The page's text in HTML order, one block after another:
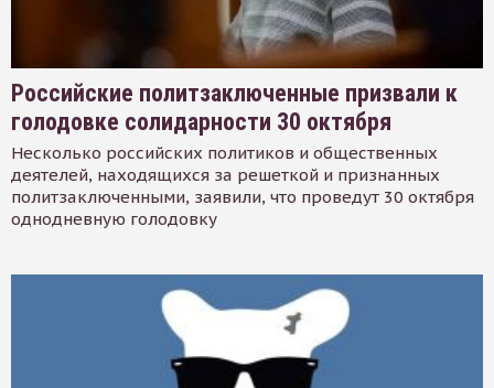
Российские политзаключенные призвали к
голодовке солидарности 30 октября
Несколько российских политиков и общественных
деятелей, находящихся за решеткой и признанных
политзаключенными, заявили, что проведут 30 октября
однодневную голодовку